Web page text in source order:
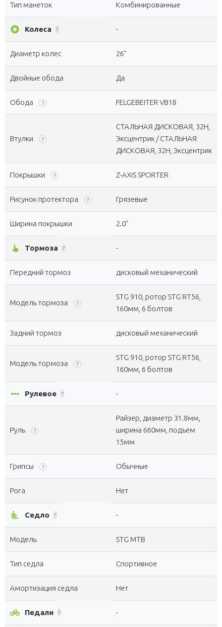
Тип манеток Комбинированные
album Колеса ? -
Диаметр колес 26"
Двойные обода Да
Обода ? FELGEBEITER VB18
Втулки ?
СТАЛЬНАЯ ДИСКОВАЯ, 32H,
Эксцентрик / СТАЛЬНАЯ
ДИСКОВАЯ, 32H, Эксцентрик
Покрышки ? Z-AXIS SPORTER
Рисунок протектора ? Грязевые
Ширина покрышки 2.0"
pan_tool_alt Тормоза ? -
Передний тормоз дисковый механический
Модель тормоза ?
STG 910, ротор STG RT56,
160мм, 6 болтов
Задний тормоз дисковый механический
Модель тормоза ?
STG 910, ротор STG RT56,
160мм, 6 болтов
linear_scale Рулевое ? -
Руль ?
Райзер, диаметр 31.8мм,
ширина 660мм, подъем
15мм
Грипсы ? Обычные
Рога Нет
airline_seat_recline_normal Седло ? -
Модель STG MTB
Тип седла Спортивное
Амортизация седла Нет
pedal_bike Педали ? -